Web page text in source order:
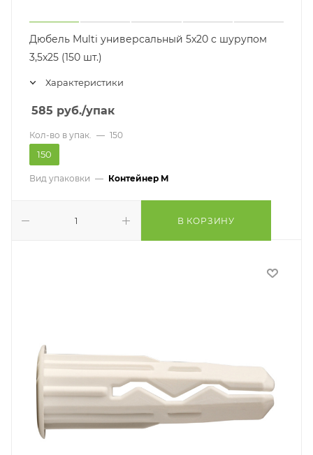
Дюбель Multi универсальный 5x20 с шурупом
3,5x25 (150 шт.)
Характеристики
585 руб./упак
Кол-во в упак. — 150
150
Вид упаковки — Контейнер M
В КОРЗИНУ